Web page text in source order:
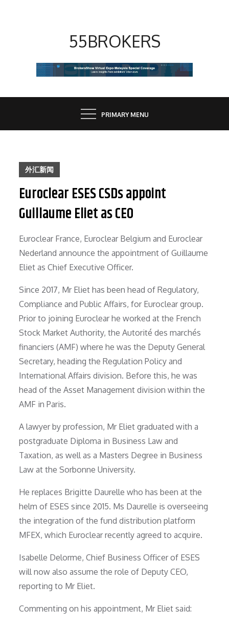
55BROKERS
PRIMARY MENU
外汇新闻
Euroclear ESES CSDs appoint
Guillaume Eliet as CEO
Euroclear France, Euroclear Belgium and Euroclear
Nederland announce the appointment of Guillaume
Eliet as Chief Executive Officer.
Since 2017, Mr Eliet has been head of Regulatory,
Compliance and Public Affairs, for Euroclear group.
Prior to joining Euroclear he worked at the French
Stock Market Authority, the Autorité des marchés
financiers (AMF) where he was the Deputy General
Secretary, heading the Regulation Policy and
International Affairs division. Before this, he was
head of the Asset Management division within the
AMF in Paris.
A lawyer by profession, Mr Eliet graduated with a
postgraduate Diploma in Business Law and
Taxation, as well as a Masters Degree in Business
Law at the Sorbonne University.
He replaces Brigitte Daurelle who has been at the
helm of ESES since 2015. Ms Daurelle is overseeing
the integration of the fund distribution platform
MFEX, which Euroclear recently agreed to acquire.
Isabelle Delorme, Chief Business Officer of ESES
will now also assume the role of Deputy CEO,
reporting to Mr Eliet.
Commenting on his appointment, Mr Eliet said: